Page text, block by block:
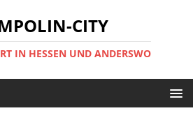
CITY
IN HESSEN UND ANDERSWO